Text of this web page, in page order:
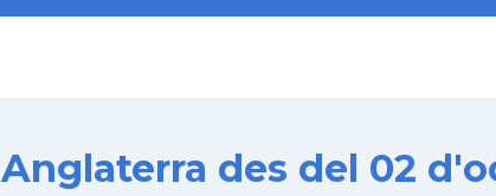
Anglaterra des del 02